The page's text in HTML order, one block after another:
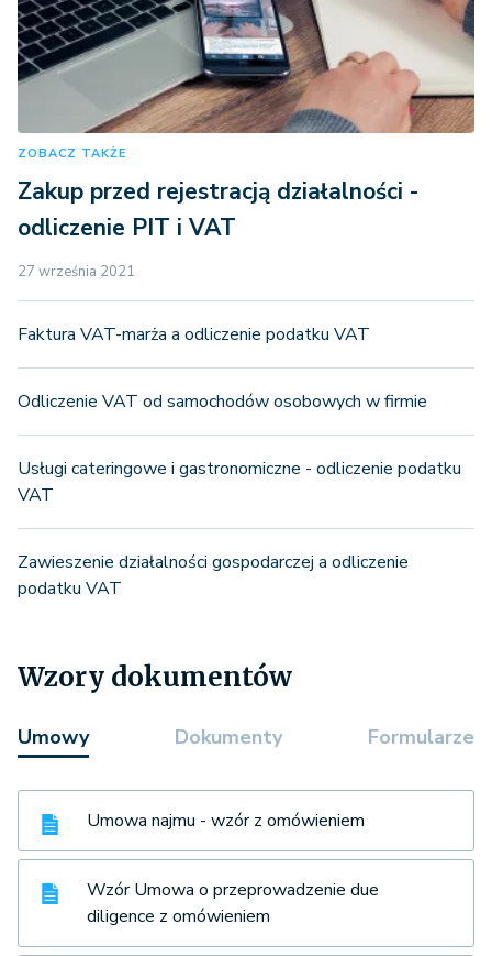
ZOBACZ TAKŻE
Zakup przed rejestracją działalności -
odliczenie PIT i VAT
27 września 2021
Faktura VAT-marża a odliczenie podatku VAT
Odliczenie VAT od samochodów osobowych w firmie
Usługi cateringowe i gastronomiczne - odliczenie podatku
VAT
Zawieszenie działalności gospodarczej a odliczenie
podatku VAT
Wzory dokumentów
Umowy Dokumenty Formularze
Umowa najmu - wzór z omówieniem
Wzór Umowa o przeprowadzenie due
diligence z omówieniem